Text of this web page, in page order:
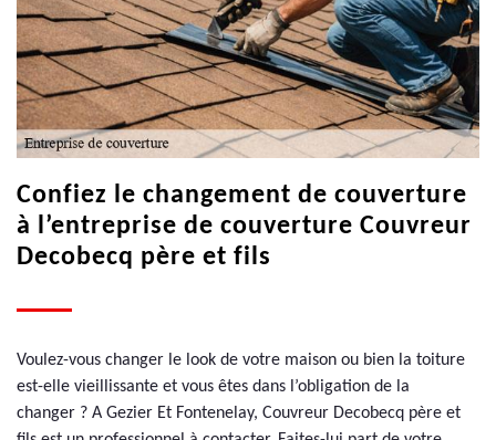
Confiez le changement de couverture
à l’entreprise de couverture Couvreur
Decobecq père et fils
Voulez-vous changer le look de votre maison ou bien la toiture
est-elle vieillissante et vous êtes dans l’obligation de la
changer ? A Gezier Et Fontenelay, Couvreur Decobecq père et